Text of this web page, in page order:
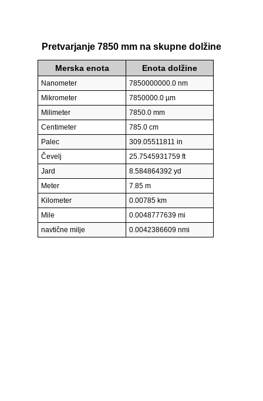
Pretvarjanje 7850 mm na skupne dolžine
Merska enota Enota dolžine
Nanometer
7850000000.0 nm
Mikrometer
7850000.0 µm
Milimeter
7850.0 mm
Centimeter
785.0 cm
Palec
309.05511811 in
Čevelj
25.7545931759 ft
Jard
8.584864392 yd
Meter
7.85 m
Kilometer
0.00785 km
Mile
0.0048777639 mi
navtične milje
0.0042386609 nmi